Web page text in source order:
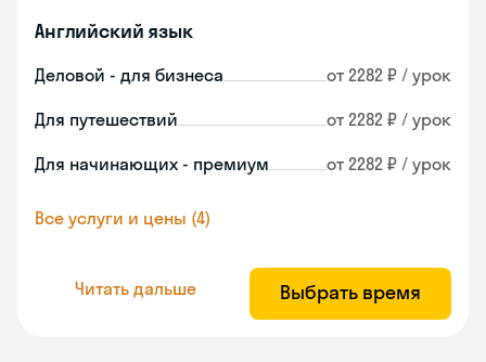
Английский язык
Деловой - для бизнеса от 2282 ₽ / урок
Для путешествий от 2282 ₽ / урок
Для начинающих - премиум от 2282 ₽ / урок
Все услуги и цены (4)
Читать дальше Выбрать время